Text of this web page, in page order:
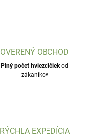
OVERENÝ OBCHOD
Plný počet hviezdičiekod
zákaníkov
RÝCHLA EXPEDÍCIA